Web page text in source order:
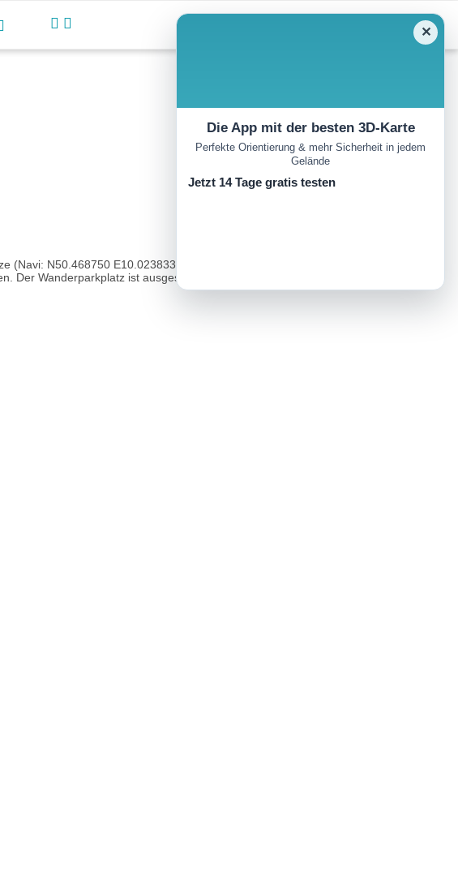
N50.468750 E10.023833).ÖPNV: Bushaltestelle »Schornhecke«; Kim-Linie
Der Wanderparkplatz ist ausgeschildert u...
✕
Die App mit der besten 3D-Karte
Perfekte Orientierung & mehr Sicherheit in jedem
Gelände
Jetzt 14 Tage gratis testen